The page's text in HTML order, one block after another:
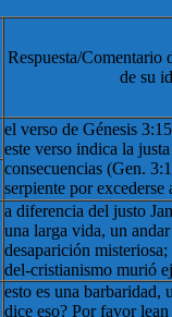
Respuesta/Comentario
de su
el verso de Génesis
este verso indica la
consecuencias (Gen.
serpiente por
a diferencia del justo
una larga vida, un
desaparición
del-cristianismo murió
esto es una barbaridad,
dice eso? Por favor